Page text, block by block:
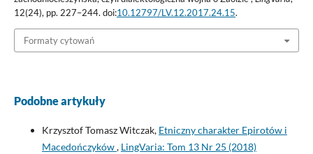
12(24), pp. 227–244. doi:10.12797/LV.12.2017.24.15.
Formaty cytowań
Podobne artykuły
Krzysztof Tomasz Witczak, Etniczny charakter Epirotów i
Macedończyków, LingVaria: Tom 13 Nr 25 (2018)